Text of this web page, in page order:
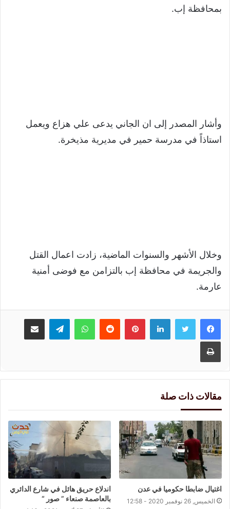
بمحافظة إب.
وأشار المصدر إلى ان الجاني يدعى علي هزاع ويعمل
استاذاً في مدرسة حمير في مديرية مذيخرة.
وخلال الأشهر والسنوات الماضية، زادت اعمال القتل
والجريمة في محافظة إب بالتزامن مع فوضى أمنية
عارمة.
لينكدإنبينتيريست واتسابتيلقرام مشاركة عبر البريد
طباعة
مقالات ذات صلة
اغتيال ضابطا حكوميا في عدن
الخميس, 26 نوفمبر 2020 - 12:58
اندلاع حريق هائل في شارع الدائري
بالعاصمة صنعاء ” صور “